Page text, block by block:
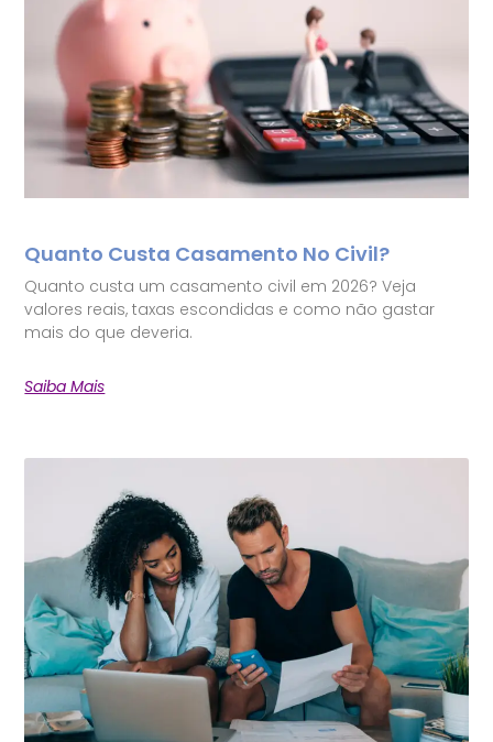
Quanto Custa Casamento No Civil?
Quanto custa um casamento civil em 2026? Veja
valores reais, taxas escondidas e como não gastar
mais do que deveria.
Saiba Mais